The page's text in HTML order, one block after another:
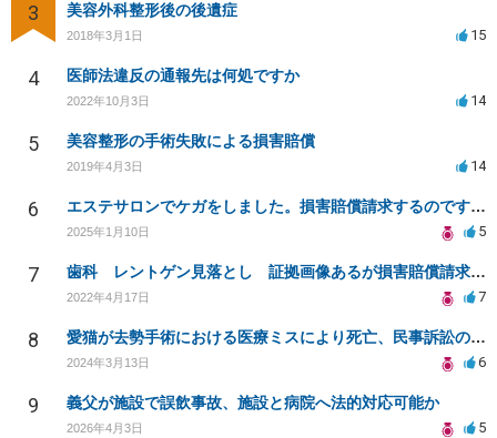
3 美容外科整形後の後遺症
2018年3月1日 15
4 医師法違反の通報先は何処ですか
2022年10月3日 14
5 美容整形の手術失敗による損害賠償
2019年4月3日 14
6 エステサロンでケガをしました。損害賠償請求するのですが相場がわかりません。
2025年1月10日 5
7 歯科 レントゲン見落とし 証拠画像あるが損害賠償請求出来ますでしょうか？
2022年4月17日 7
8 愛猫が去勢手術における医療ミスにより死亡、民事訴訟のご相談です
2024年3月13日 6
9 義父が施設で誤飲事故、施設と病院へ法的対応可能か
2026年4月3日 5